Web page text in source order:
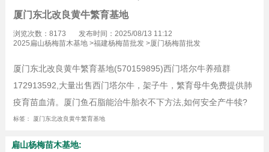
厦门东北改良黄牛繁育基地
浏览次数：8173
发布时间：2025/08/13 11:12
2025扁山杨梅苗木基地>福建杨梅苗批发>厦门杨梅苗批发
厦门东北改良黄牛繁育基地(570159895)西门塔尔牛养殖群
172913592,大量出售西门塔尔牛，架子牛，繁育母牛免费提供肺
疫育苗血清。厦门鱼石脂能治牛胎衣不下方法,如何安全产牛犊?
标签： 厦门东北改良黄牛繁育基地
扁山杨梅苗木基地: